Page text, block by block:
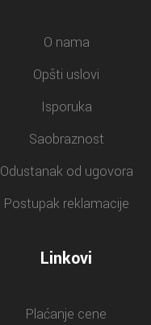
O nama
Opšti uslovi
Isporuka
Saobraznost
Odustanak od ugovora
Postupak reklamacije
Linkovi
Plaćanje cene